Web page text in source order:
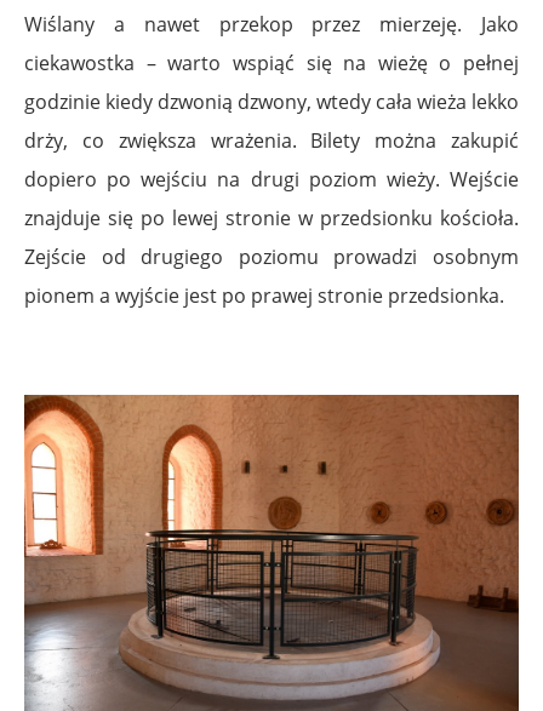
Wiślany a nawet przekop przez mierzeję. Jako
ciekawostka – warto wspiąć się na wieżę o pełnej
godzinie kiedy dzwonią dzwony, wtedy cała wieża lekko
drży, co zwiększa wrażenia. Bilety można zakupić
dopiero po wejściu na drugi poziom wieży. Wejście
znajduje się po lewej stronie w przedsionku kościoła.
Zejście od drugiego poziomu prowadzi osobnym
pionem a wyjście jest po prawej stronie przedsionka.